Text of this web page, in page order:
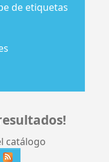
de etiquetas
catálogo